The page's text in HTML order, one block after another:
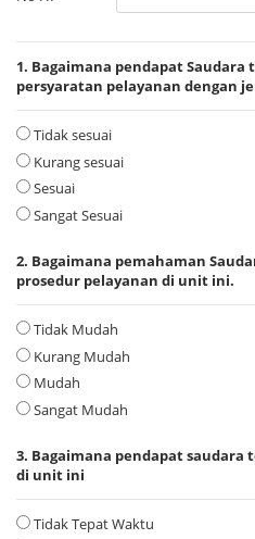
1. Bagaimana pendapat Saudara
persyaratan pelayanan dengan
Tidak sesuai
Kurang sesuai
Sesuai
Sangat Sesuai
2. Bagaimana pemahaman
prosedur pelayanan di unit ini.
Tidak Mudah
Kurang Mudah
Mudah
Sangat Mudah
3. Bagaimana pendapat
di unit ini
Tidak Tepat Waktu